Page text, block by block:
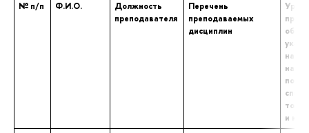
№ п/п Ф.И.О.
Должность
преподавателя
Перечень
преподаваемых
дисциплин
том
и